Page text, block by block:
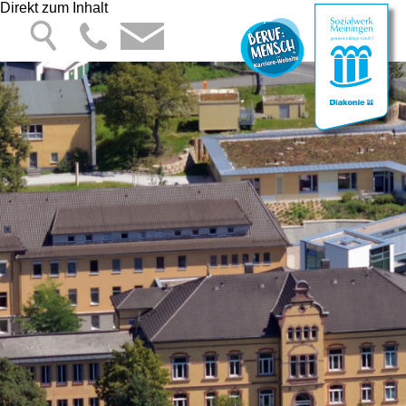
Direkt zum Inhalt
Hauptnavigation
Startseite
Sozialwerk Meiningen
Sozialwerk Meiningen
gGmbH
Leitbild
Aktuelles